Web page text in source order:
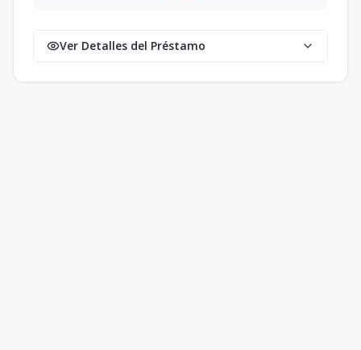
Ver Detalles del Préstamo